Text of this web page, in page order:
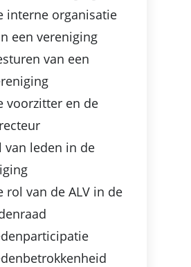
interne organisatie
een vereniging
van een
voorzitter en de
van leden in de
rol van de ALV in de